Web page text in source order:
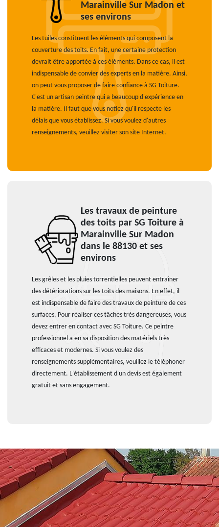
Marainville Sur Madon et
ses environs
Les tuiles constituent les éléments qui composent la
couverture des toits. En fait, une certaine protection
devrait être apportée à ces éléments. Dans ce cas, il est
indispensable de convier des experts en la matière. Ainsi,
on peut vous proposer de faire confiance à SG Toiture.
C'est un artisan peintre qui a beaucoup d'expérience en
la matière. Il faut que vous notiez qu'il respecte les
délais que vous établissez. Si vous voulez d'autres
renseignements, veuillez visiter son site Internet.
Les travaux de peinture
des toits par SG Toiture à
Marainville Sur Madon
dans le 88130 et ses
environs
Les grêles et les pluies torrentielles peuvent entraîner
des détériorations sur les toits des maisons. En effet, il
est indispensable de faire des travaux de peinture de ces
surfaces. Pour réaliser ces tâches très dangereuses, vous
devez entrer en contact avec SG Toiture. Ce peintre
professionnel a en sa disposition des matériels très
efficaces et modernes. Si vous voulez des
renseignements supplémentaires, veuillez le téléphoner
directement. L'établissement d'un devis est également
gratuit et sans engagement.